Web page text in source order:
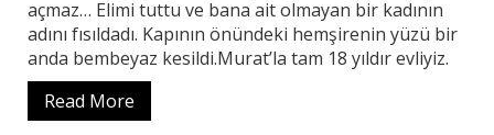
açmaz… Elimi tuttu ve bana ait olmayan bir kadının
adını fısıldadı. Kapının önündeki hemşirenin yüzü bir
anda bembeyaz kesildi.Murat’la tam 18 yıldır evliyiz.
Read More